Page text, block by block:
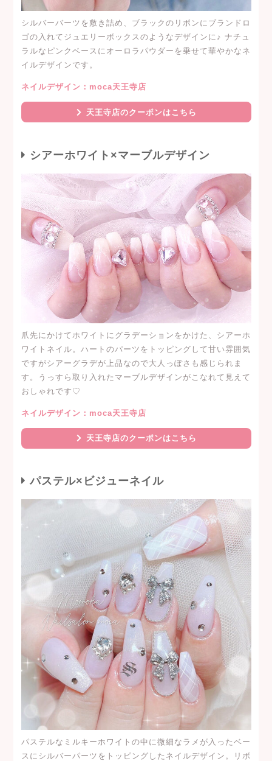
シルバーバーツを敷き詰め、ブラックのリボンにブランドロ
ゴの入れてジュエリーボックスのようなデザインに♪ ナチュ
ラルなピンクベースにオーロラパウダーを乗せて華やかなネ
イルデザインです。
ネイルデザイン：moca天王寺店
天王寺店のクーポンはこちら
シアーホワイト×マーブルデザイン
爪先にかけてホワイトにグラデーションをかけた、シアーホ
ワイトネイル。ハートのパーツをトッピングして甘い雰囲気
ですがシアーグラデが上品なので大人っぽさも感じられま
す。うっすら取り入れたマーブルデザインがこなれて見えて
おしゃれです♡
ネイルデザイン：moca天王寺店
天王寺店のクーポンはこちら
パステル×ビジューネイル
パステルなミルキーホワイトの中に微細なラメが入ったベー
スにシルバーパーツをトッピングしたネイルデザイン。リボ